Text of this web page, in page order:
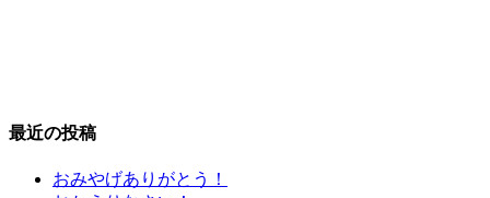
最近の投稿
おみやげありがとう！